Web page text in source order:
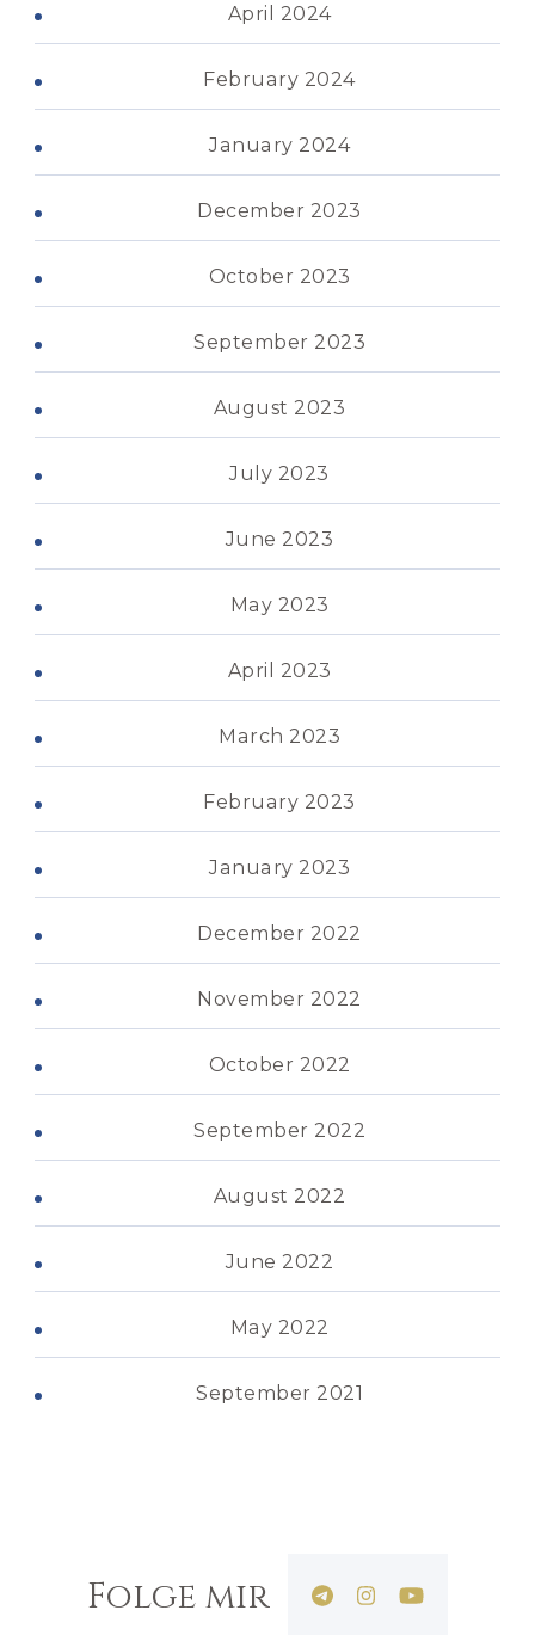
April 2024
February 2024
January 2024
December 2023
October 2023
September 2023
August 2023
July 2023
June 2023
May 2023
April 2023
March 2023
February 2023
January 2023
December 2022
November 2022
October 2022
September 2022
August 2022
June 2022
May 2022
September 2021
Folge mir